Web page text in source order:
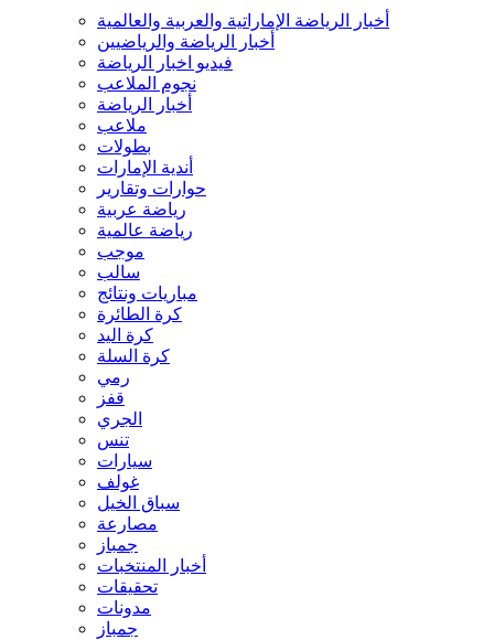
أخبار الرياضة الإماراتية والعربية والعالمية
أخبار الرياضة والرياضيين
فيديو اخبار الرياضة
نجوم الملاعب
أخبار الرياضة
ملاعب
بطولات
أندية الإمارات
حوارات وتقارير
رياضة عربية
رياضة عالمية
موجب
سالب
مباريات ونتائج
كرة الطائرة
كرة اليد
كرة السلة
رمي
قفز
الجري
تنس
سيارات
غولف
سباق الخيل
مصارعة
جمباز
أخبار المنتخبات
تحقيقات
مدونات
جمباز